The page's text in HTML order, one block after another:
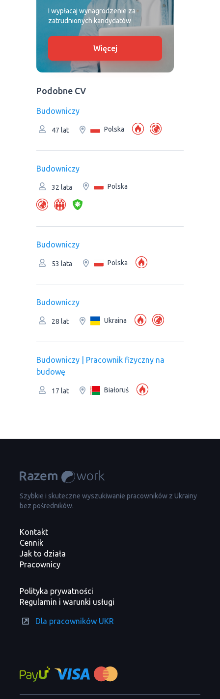
I wypłacaj wynagrodzenie za
zatrudnionych kandydatów
Więcej
Podobne CV
Budowniczy
47 lat Polska
Budowniczy
32 lata Polska
Budowniczy
53 lata Polska
Budowniczy
28 lat Ukraina
Budowniczy | Pracownik fizyczny na
budowę
17 lat Białoruś
Szybkie i skuteczne wyszukiwanie pracowników z Ukrainy
bez pośredników.
Kontakt
Cennik
Jak to działa
Pracownicy
Polityka prywatności
Regulamin i warunki usługi
Dla pracowników UKR